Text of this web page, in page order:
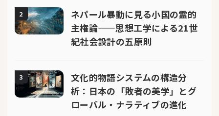
2
ネパール暴動に見る小国の霊的
主権論——思想工学による21世
紀社会設計の五原則
3
文化的物語システムの構造分
析：日本の「敗者の美学」とグ
ローバル・ナラティブの進化